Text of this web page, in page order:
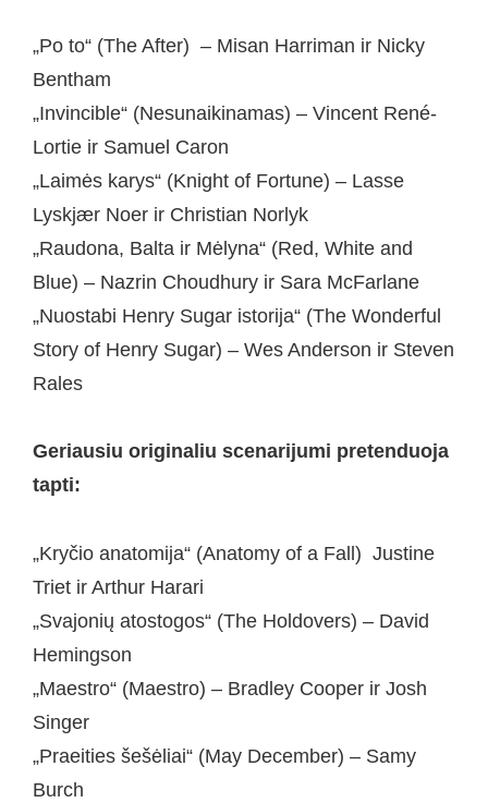
„Po to“ (The After) – Misan Harriman ir Nicky
Bentham
„Invincible“ (Nesunaikinamas) – Vincent René-
Lortie ir Samuel Caron
„Laimės karys“ (Knight of Fortune) – Lasse
Lyskjær Noer ir Christian Norlyk
„Raudona, Balta ir Mėlyna“ (Red, White and
Blue) – Nazrin Choudhury ir Sara McFarlane
„Nuostabi Henry Sugar istorija“ (The Wonderful
Story of Henry Sugar) – Wes Anderson ir Steven
Rales
Geriausiu originaliu scenarijumi pretenduoja
tapti:
„Kryčio anatomija“ (Anatomy of a Fall) Justine
Triet ir Arthur Harari
„Svajonių atostogos“ (The Holdovers) – David
Hemingson
„Maestro“ (Maestro) – Bradley Cooper ir Josh
Singer
„Praeities šešėliai“ (May December) – Samy
Burch